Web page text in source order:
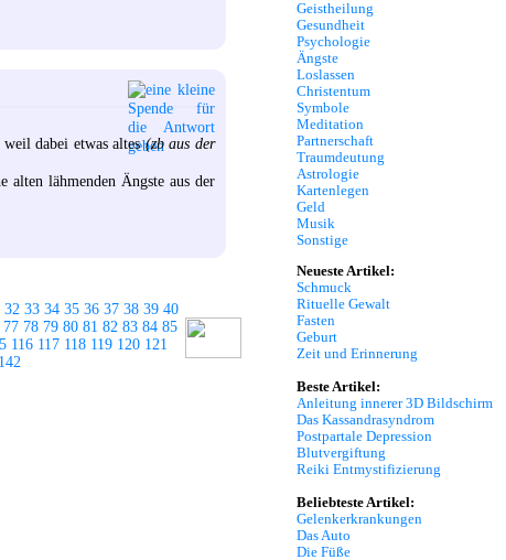
weil dabei etwas altes(zb aus der
lähmenden Ängste aus der
32 33 34 35 36 37 38 39 40
77 78 79 80 81 82 83 84 85
116 117 118 119 120 121
142
Geistheilung
Gesundheit
Psychologie
Ängste
Loslassen
Christentum
Symbole
Meditation
Partnerschaft
Traumdeutung
Astrologie
Kartenlegen
Geld
Musik
Sonstige
Neueste Artikel:
Schmuck
Rituelle Gewalt
Fasten
Geburt
Zeit und Erinnerung
Beste Artikel:
Anleitung innerer 3D Bildschirm
Das Kassandrasyndrom
Postpartale Depression
Blutvergiftung
Reiki Entmystifizierung
Beliebteste Artikel:
Gelenkerkrankungen
Das Auto
Die Füße